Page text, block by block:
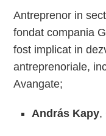
Antreprenor in
fondat compania
fost implicat in
antreprenoriale,
Avangate;
András Kapy,